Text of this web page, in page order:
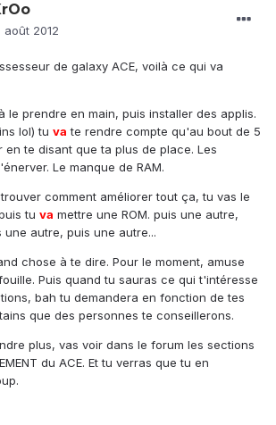
août 2012
de galaxy ACE, voilà ce qui va
le prendre en main, puis installer des applis.
lol) tu va te rendre compte qu'au bout de 5
en te disant que ta plus de place. Les
Le manque de RAM.
comment améliorer tout ça, tu vas le
tu va mettre une ROM. puis une autre,
autre, puis une autre...
chose à te dire. Pour le moment, amuse
Puis quand tu sauras ce qui t'intéresse
bah tu demandera en fonction de tes
que des personnes te conseillerons.
plus, vas voir dans le forum les sections
du ACE. Et tu verras que tu en